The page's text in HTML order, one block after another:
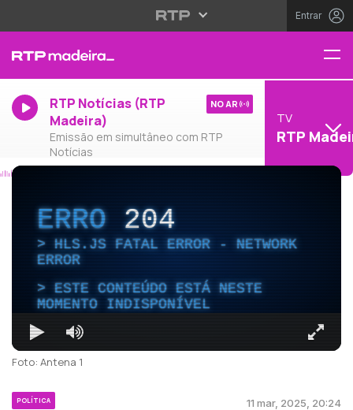
Entrar
RTP Notícias (RTP
Madeira)
Emissão em simultâneo com RTP
Notícias
NO AR
TV
RTP
ERRO204
HLS.JS FATAL ERROR - NETWORK
ERROR
ESTE CONTEÚDO ESTÁ NESTE
MOMENTO INDISPONÍVEL
Foto: Antena 1
POLÍTICA 11 mar, 2025, 20:24